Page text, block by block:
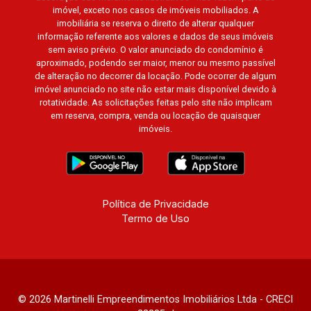
Cidade de Munique, Cidade de Lisboa, Cidade
de Madrid, Cidade de Viena, Cidade de
Barcelona, Cidade de Zurique, L`Essence,
Magna Vista, British Columbia, Dijon, Jardim de
Luxemburgo, Exklusiv Golf, Exklusiv Essenz,
Mirante CondoClub, Hydeperk, Urban, Stuttgart,
Mondrian, Bahamas, Monte Sinai, Pennsylvania,
Villa Toscana, Sur Le Jardin, Atlanta, Sapucaia,
Van Gogh, Cenário, Parc Sul, Alleanza D`Oro,
Rodin, Candeias, Apiacás, Blend Coliving, Una
Resort, Asas do Sul, Tapuias Residencial,
Manhattan, Lumiere, Civitas, Apogeo, Frankfurt,
Montreux, Genève, Quebec, Blue Note, Noruega,
imóvel, exceto nos casos de imóveis mobiliados. A
imobiliária se reserva o direito de alterar qualquer
informação referente aos valores e dados de seus imóveis
sem aviso prévio. O valor anunciado do condomínio é
aproximado, podendo ser maior, menor ou mesmo passível
de alteração no decorrer da locação. Pode ocorrer de algum
imóvel anunciado no site não estar mais disponível devido à
rotatividade. As solicitações feitas pelo site não implicam
em reserva, compra, venda ou locação de quaisquer
imóveis.
Política de Privacidade
Termo de Uso
© 2026 Martinelli Empreendimentos Imobiliários Ltda - CRECI